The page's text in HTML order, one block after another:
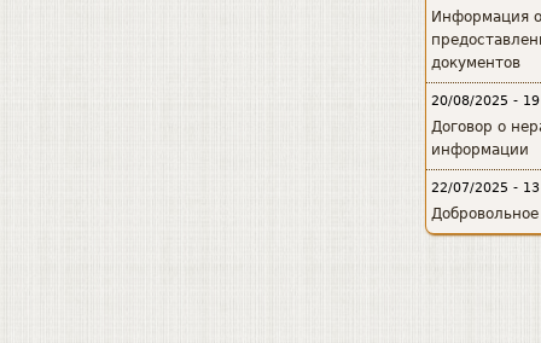
Информация
документов
20/08/2025 -
Договор о
информации
22/07/2025 -